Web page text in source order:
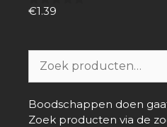
0
€1.39
naar:
Boodschappen doen
Zoek producten via de